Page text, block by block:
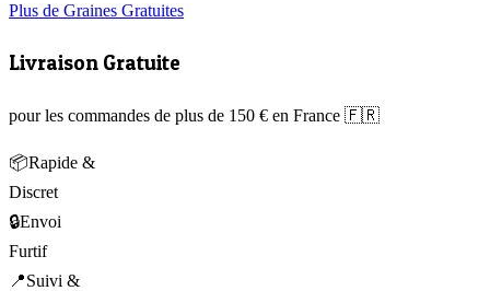
Plus de Graines Gratuites
Livraison Gratuite
pour les commandes de plus de 150 € en France 🇫🇷
📦Rapide &
Discret
🔒Envoi
Furtif
📍Suivi &